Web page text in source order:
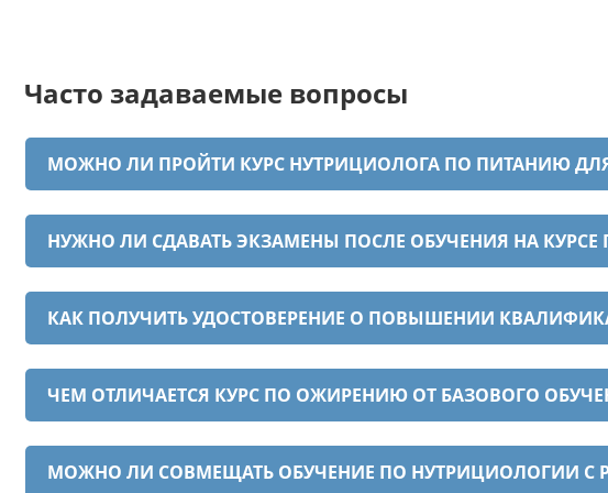
Часто задаваемые вопросы
МОЖНО ЛИ ПРОЙТИ КУРС НУТРИЦИОЛОГА ПО ПИТАНИЮ
НУЖНО ЛИ СДАВАТЬ ЭКЗАМЕНЫ ПОСЛЕ ОБУЧЕНИЯ НА КУРСЕ
КАК ПОЛУЧИТЬ УДОСТОВЕРЕНИЕ О ПОВЫШЕНИИ
ЧЕМ ОТЛИЧАЕТСЯ КУРС ПО ОЖИРЕНИЮ ОТ БАЗОВОГО
МОЖНО ЛИ СОВМЕЩАТЬ ОБУЧЕНИЕ ПО НУТРИЦИОЛОГИИ С